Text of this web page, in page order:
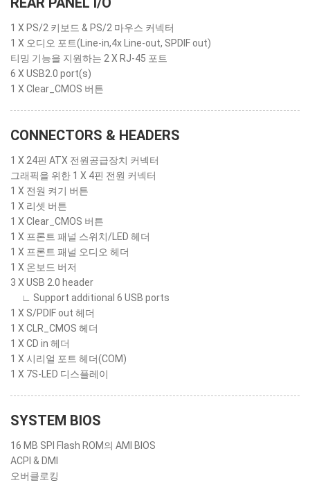
1 X PS/2 키보드 & PS/2 마우스 커넥터
1 X 오디오 포트(Line-in,4x Line-out, SPDIF out)
티밍 기능을 지원하는 2 X RJ-45 포트
6 X USB2.0 port(s)
1 X Clear_CMOS 버튼
CONNECTORS & HEADERS
1 X 24핀 ATX 전원공급장치 커넥터
그래픽을 위한 1 X 4핀 전원 커넥터
1 X 전원 켜기 버튼
1 X 리셋 버튼
1 X Clear_CMOS 버튼
1 X 프론트 패널 스위치/LED 헤더
1 X 프론트 패널 오디오 헤더
1 X 온보드 버저
3 X USB 2.0 header
∟ Support additional 6 USB ports
1 X S/PDIF out 헤더
1 X CLR_CMOS 헤더
1 X CD in 헤더
1 X 시리얼 포트 헤더(COM)
1 X 7S-LED 디스플레이
SYSTEM BIOS
16 MB SPI Flash ROM의 AMI BIOS
ACPI & DMI
오버클로킹